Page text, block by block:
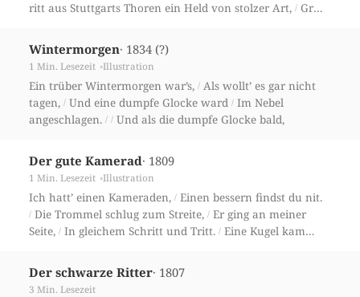
ritt aus Stuttgarts Thoren ein Held von stolzer Art, /Graf
Edelknechten zieht er in’s Land hinaus,
Helm noch Panzer, nicht geht’s auf blut’gen Strauß,
Wintermorgen· 1834 (?)
1 Min. Lesezeit Illustration
Ein trüber Wintermorgen war’s, /Als wollt’ es gar nicht
tagen, /Und eine dumpfe Glocke ward /Im Nebel
angeschlagen. / /Und als die dumpfe Glocke bald,
Der gute Kamerad· 1809
1 Min. Lesezeit Illustration
Ich hatt’ einen Kameraden, /Einen bessern findst du nit.
/Die Trommel schlug zum Streite, /Er ging an meiner
Seite, /In gleichem Schritt und Tritt. /Eine Kugel kam
Der schwarze Ritter· 1807
3 Min. Lesezeit